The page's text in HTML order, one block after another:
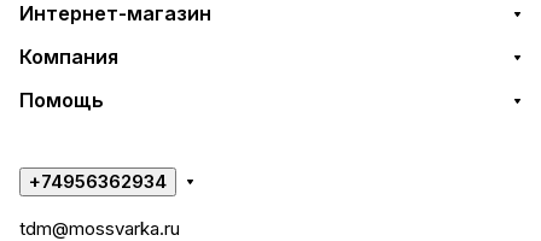
Интернет-магазин
Компания
Помощь
+74956362934
tdm@mossvarka.ru